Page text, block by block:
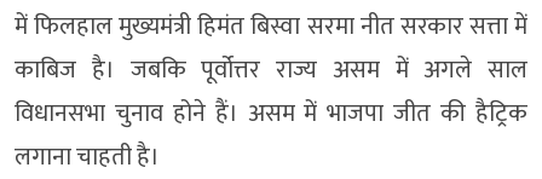
में फिलहाल मुख्यमंत्री हिमंत बिस्वा सरमा नीत सरकार सत्ता में
काबिज है। जबकि पूर्वोत्तर राज्य असम में अगले साल
विधानसभा चुनाव होने हैं। असम में भाजपा जीत की हैट्रिक
लगाना चाहती है।